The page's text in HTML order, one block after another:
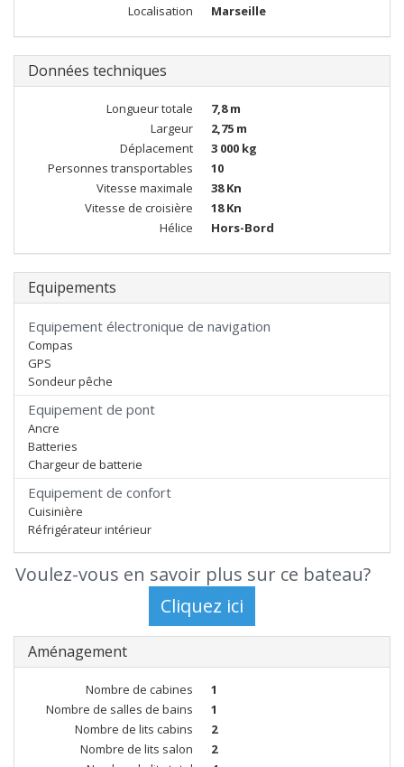
Localisation
Marseille
Données techniques
Longueur totale
7,8 m
Largeur
2,75 m
Déplacement
3 000 kg
Personnes transportables
10
Vitesse maximale
38 Kn
Vitesse de croisière
18 Kn
Hélice
Hors-Bord
Equipements
Equipement électronique de navigation
Compas
GPS
Sondeur pêche
Equipement de pont
Ancre
Batteries
Chargeur de batterie
Equipement de confort
Cuisinière
Réfrigérateur intérieur
Voulez-vous en savoir plus sur ce bateau?
Aménagement
Nombre de cabines
1
Nombre de salles de bains
1
Nombre de lits cabins
2
Nombre de lits salon
2